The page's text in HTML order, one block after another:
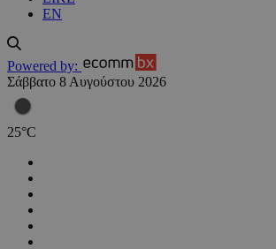
EN
Powered by:
Σάββατο 8 Αυγούστου 2026
25°C